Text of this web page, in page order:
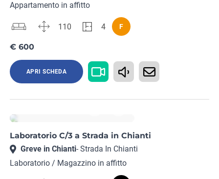
Appartamento in affitto
110 4 F
€ 600
APRI SCHEDA
Laboratorio C/3 a Strada in Chianti
Greve in Chianti- Strada In Chianti
Laboratorio / Magazzino in affitto